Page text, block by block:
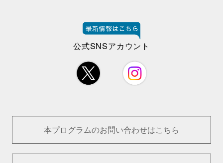
公式SNSアカウント
本プログラムのお問い合わせはこちら